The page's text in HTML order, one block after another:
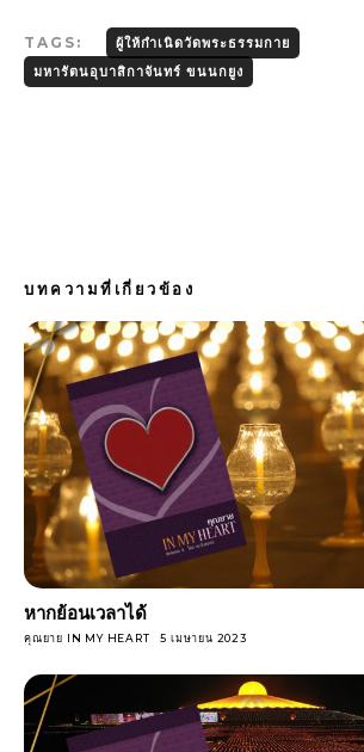
TAGS:
ผู้ให้กำเนิดวัดพระธรรมกาย
มหารัตนอุบาสิกาจันทร์ ขนนกยูง
บทความที่เกี่ยวข้อง
หากย้อนเวลาได้
คุณยาย IN MY HEART 5 เมษายน 2023